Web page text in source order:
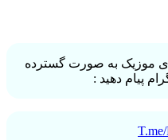
موزیک به صورت گسترده
پیام دهید :